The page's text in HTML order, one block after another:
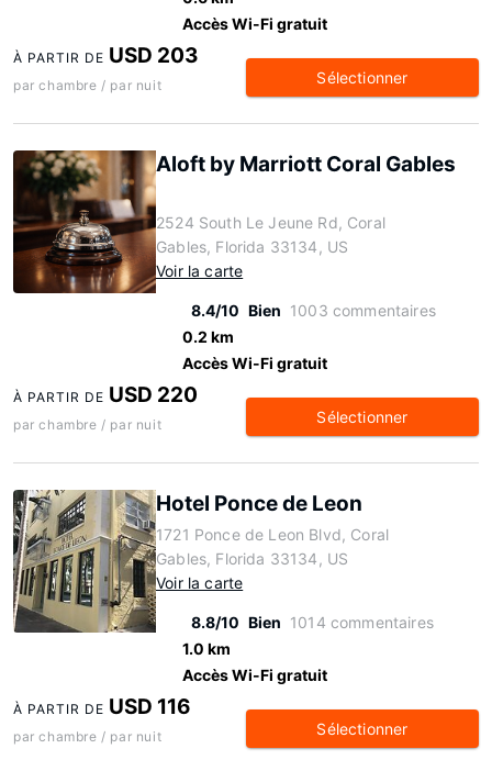
Accès Wi-Fi gratuit
À PARTIR DE USD 203
par chambre / par nuit Sélectionner
Aloft by Marriott Coral Gables
2524 South Le Jeune Rd, Coral
Gables, Florida 33134, US
Voir la carte
8.4/10 Bien 1003 commentaires
0.2 km
Accès Wi-Fi gratuit
À PARTIR DE USD 220
par chambre / par nuit Sélectionner
Hotel Ponce de Leon
1721 Ponce de Leon Blvd, Coral
Gables, Florida 33134, US
Voir la carte
8.8/10 Bien 1014 commentaires
1.0 km
Accès Wi-Fi gratuit
À PARTIR DE USD 116
par chambre / par nuit Sélectionner